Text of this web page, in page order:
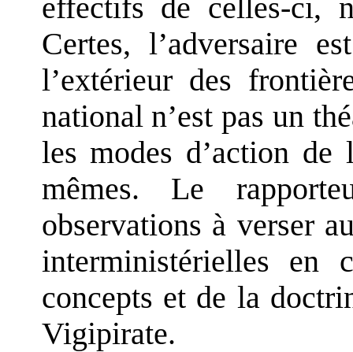
effectifs de celles-ci,
Certes, l’adversaire
l’extérieur des
national n’est pas un
les modes d’action de
mêmes. Le
observations à verser
interministérielles en
concepts et de la
Vigipirate.